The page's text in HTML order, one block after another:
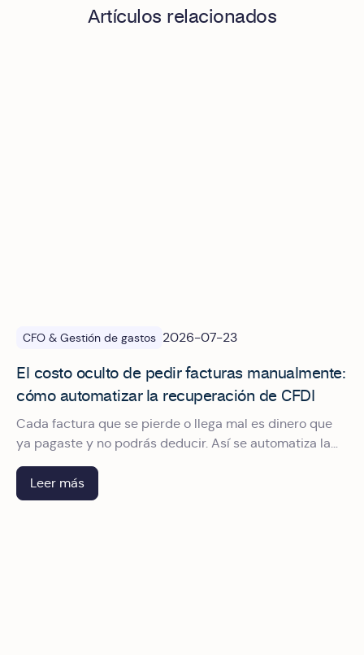
Artículos relacionados
CFO & Gestión de gastos 2026-07-23
El costo oculto de pedir facturas manualmente:
cómo automatizar la recuperación de CFDI
Cada factura que se pierde o llega mal es dinero que
ya pagaste y no podrás deducir. Así se automatiza la
recuperación de CFDI para dejar de perseguir
comprobantes.
Leer más